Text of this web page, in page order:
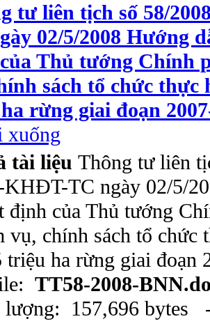
tư liên tịch số 58/
02/5/2008 Hướng
Thủ tướng Chính
sách tổ chức
rừng giai đoạn
xuống
tài liệu Thông tư liên
TC ngày 02/5/
định của Thủ tướng
vụ, chính sách tổ chức
triệu ha rừng giai đoạn
TT58-2008-
lượng: 157,696